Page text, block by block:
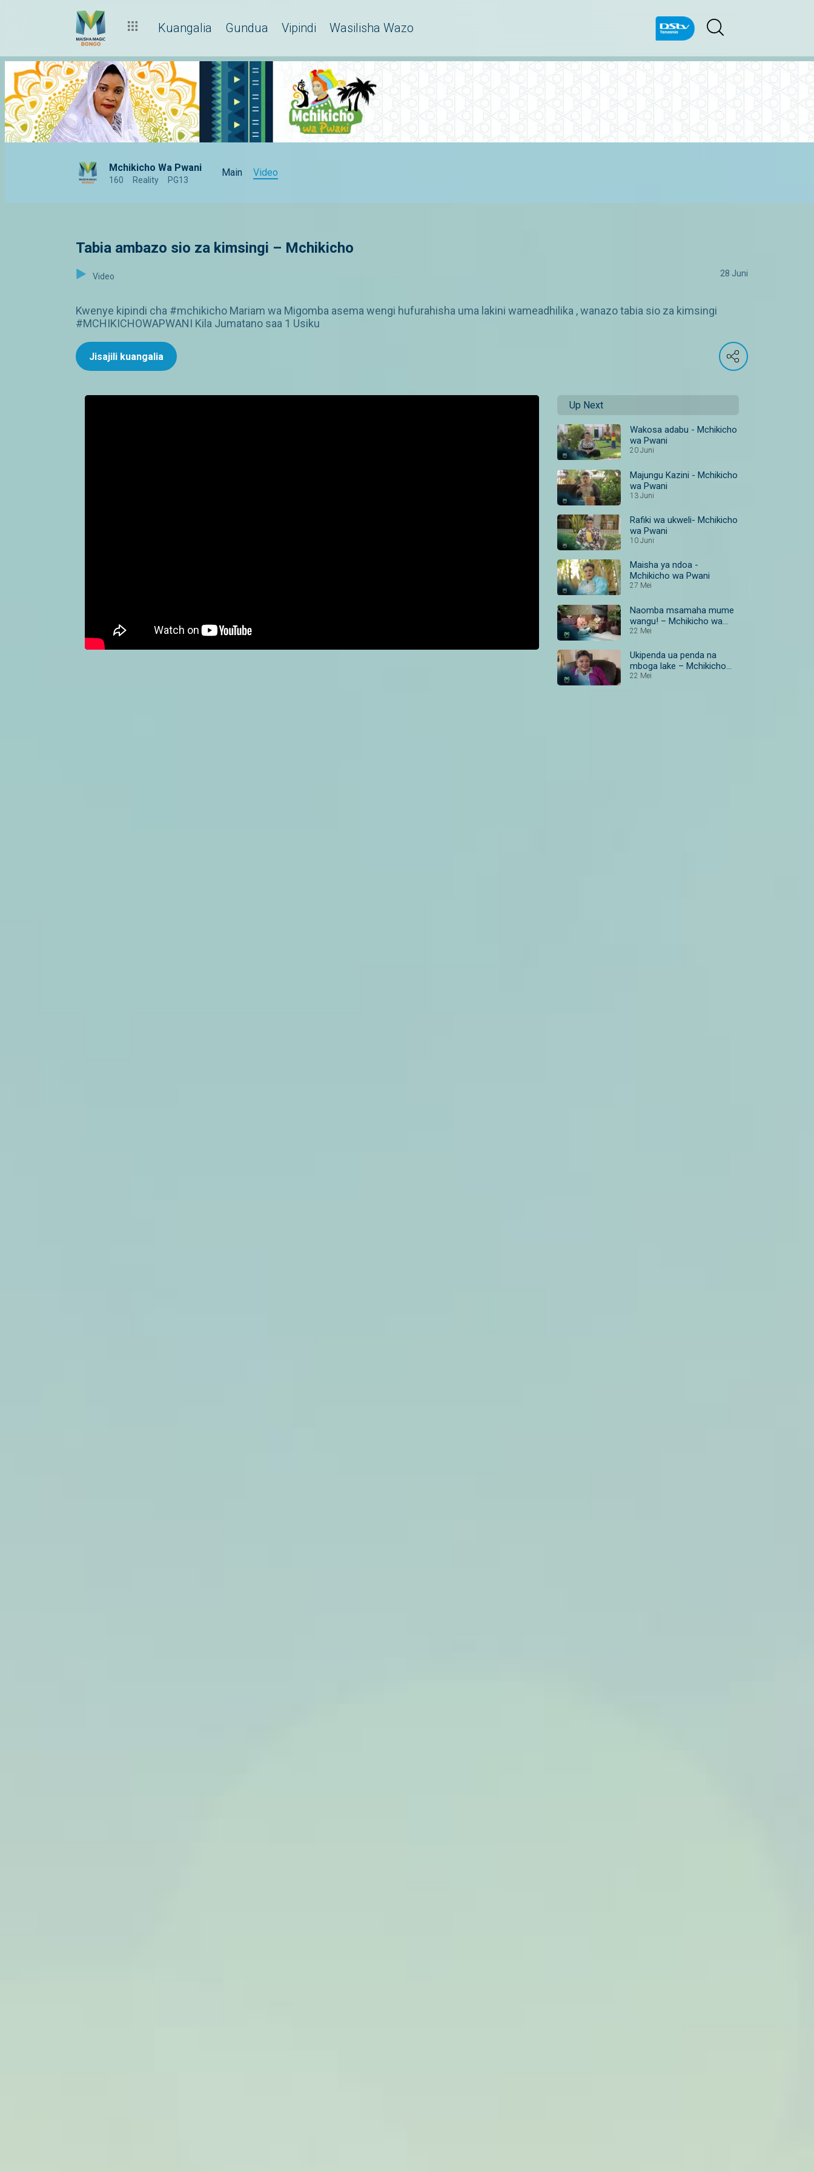
Kuangalia Gundua Vipindi Wasilisha Wazo
Mchikicho Wa Pwani
160 Reality PG13
Main Video
Tabia ambazo sio za kimsingi – Mchikicho
Video 28 Juni
Kwenye kipindi cha #mchikicho Mariam wa Migomba asema wengi hufurahisha uma lakini wameadhilika , wanazo tabia sio za kimsingi
#MCHIKICHOWAPWANI Kila Jumatano saa 1 Usiku
Jisajili kuangalia
Up Next
Wakosa adabu - Mchikicho
wa Pwani
20 Juni
Majungu Kazini - Mchikicho
wa Pwani
13 Juni
Rafiki wa ukweli- Mchikicho
wa Pwani
10 Juni
Maisha ya ndoa -
Mchikicho wa Pwani
27 Mei
Naomba msamaha mume
wangu! – Mchikicho wa
Pwani
22 Mei
Ukipenda ua penda na
mboga lake – Mchikicho
wa Pwani
22 Mei